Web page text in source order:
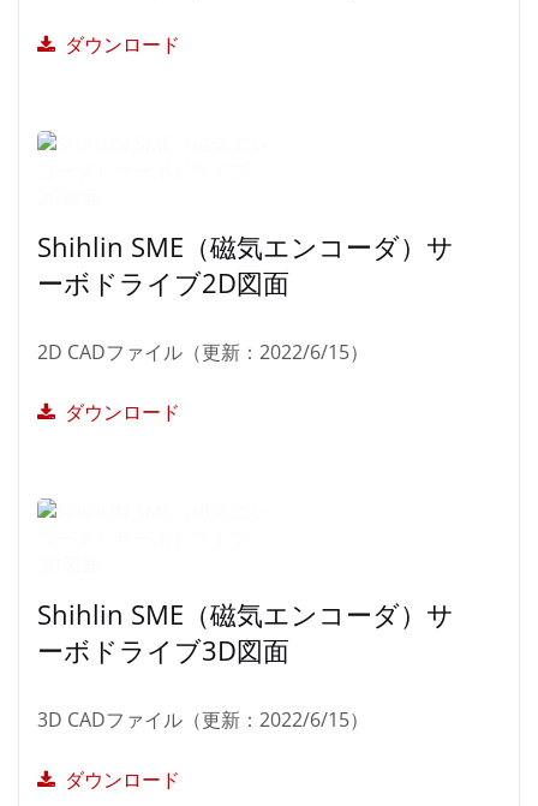
ダウンロード
Shihlin SME（磁気エンコーダ）サ
ーボドライブ2D図面
2D CADファイル（更新：2022/6/15）
ダウンロード
Shihlin SME（磁気エンコーダ）サ
ーボドライブ3D図面
3D CADファイル（更新：2022/6/15）
ダウンロード